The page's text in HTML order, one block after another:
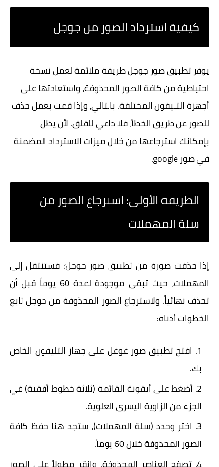
كيفية استرداد الصور من جوجل
يوفر تطبيق صور جوجل طريقة ملائمة لعمل نسخة
احتياطية من كافة الصور المحذوفة، واستعادتها على
أجهزة التليفون المختلفة. بالتالي، وإذا قمت بعمل حذف
للصور عن طريق الخطأ، فلا داعي للقلق. لأن يظل
بإمكانك استرجاعها من خلال ميزات الاسترداد المضمنة
في صور google.
الطريقة الأولى: استرجاع الصور من
سلة المهملات
إذا حذفت صورة من تطبيق صور جوجل؛ فستنتقل إلى
المهملات، حيث تبقى موجودة لمدة 60 يوماً قبل أن
تحذف نهائياً. ولاسترجاع الصور المحذوفة من جوجل تابع
الخطوات أدناه:
افتح تطبيق صور غوغل على جهاز التليفون الخاص
بك.
أضغط على أيقونة القائمة (ثلاثة خطوط أفقية) في
الجزء من الزاوية اليسرى العلوية.
اختر وحدد (سلة المهملات)، ستجد هنا حفظ كافة
الصور المحذوفة خلال 60 يوماً.